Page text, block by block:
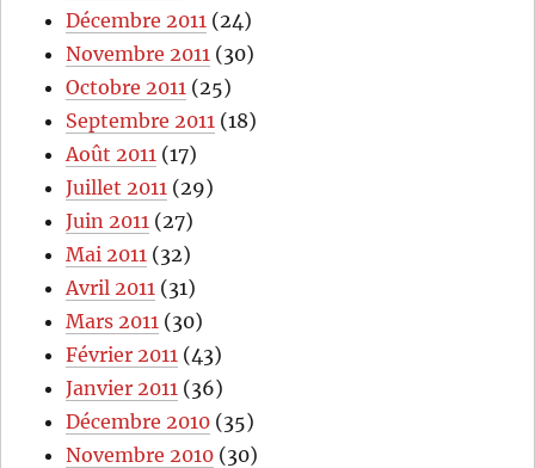
Décembre 2011 (24)
Novembre 2011 (30)
Octobre 2011 (25)
Septembre 2011 (18)
Août 2011 (17)
Juillet 2011 (29)
Juin 2011 (27)
Mai 2011 (32)
Avril 2011 (31)
Mars 2011 (30)
Février 2011 (43)
Janvier 2011 (36)
Décembre 2010 (35)
Novembre 2010 (30)